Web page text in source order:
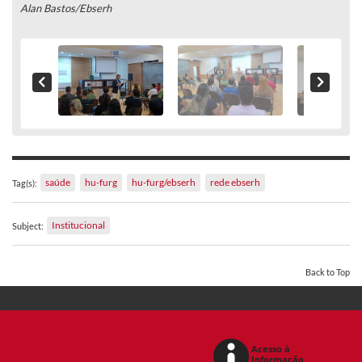
Alan Bastos/Ebserh
Tag(s): saúde hu-furg hu-furg/ebserh rede ebserh
Subject: Institucional
Back to Top